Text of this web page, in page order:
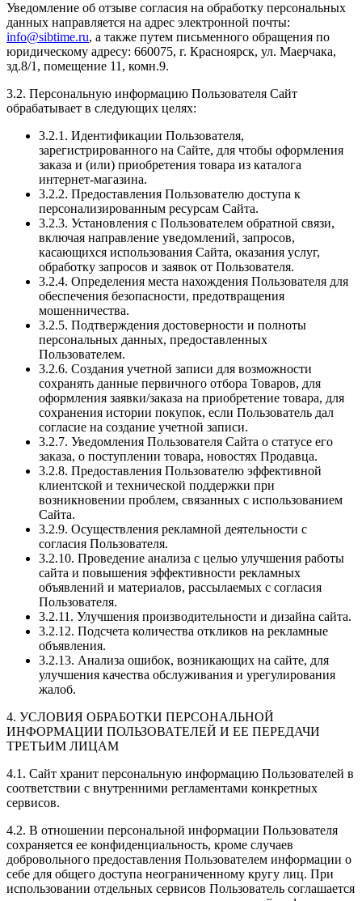
Уведомление об отзыве согласия на обработку персональных
данных направляется на адрес электронной почты:
info@sibtime.ru, а также путем письменного обращения по
юридическому адресу: 660075, г. Красноярск, ул. Маерчака,
зд.8/1, помещение 11, комн.9.
3.2. Персональную информацию Пользователя Сайт
обрабатывает в следующих целях:
3.2.1. Идентификации Пользователя,
зарегистрированного на Сайте, для чтобы оформления
заказа и (или) приобретения товара из каталога
интернет-магазина.
3.2.2. Предоставления Пользователю доступа к
персонализированным ресурсам Сайта.
3.2.3. Установления с Пользователем обратной связи,
включая направление уведомлений, запросов,
касающихся использования Сайта, оказания услуг,
обработку запросов и заявок от Пользователя.
3.2.4. Определения места нахождения Пользователя для
обеспечения безопасности, предотвращения
мошенничества.
3.2.5. Подтверждения достоверности и полноты
персональных данных, предоставленных
Пользователем.
3.2.6. Создания учетной записи для возможности
сохранять данные первичного отбора Товаров, для
оформления заявки/заказа на приобретение товара, для
сохранения истории покупок, если Пользователь дал
согласие на создание учетной записи.
3.2.7. Уведомления Пользователя Сайта о статусе его
заказа, о поступлении товара, новостях Продавца.
3.2.8. Предоставления Пользователю эффективной
клиентской и технической поддержки при
возникновении проблем, связанных с использованием
Сайта.
3.2.9. Осуществления рекламной деятельности с
согласия Пользователя.
3.2.10. Проведение анализа с целью улучшения работы
сайта и повышения эффективности рекламных
объявлений и материалов, рассылаемых с согласия
Пользователя.
3.2.11. Улучшения производительности и дизайна сайта.
3.2.12. Подсчета количества откликов на рекламные
объявления.
3.2.13. Анализа ошибок, возникающих на сайте, для
улучшения качества обслуживания и урегулирования
жалоб.
4. УСЛОВИЯ ОБРАБОТКИ ПЕРСОНАЛЬНОЙ
ИНФОРМАЦИИ ПОЛЬЗОВАТЕЛЕЙ И ЕЕ ПЕРЕДАЧИ
ТРЕТЬИМ ЛИЦАМ
4.1. Сайт хранит персональную информацию Пользователей в
соответствии с внутренними регламентами конкретных
сервисов.
4.2. В отношении персональной информации Пользователя
сохраняется ее конфиденциальность, кроме случаев
добровольного предоставления Пользователем информации о
себе для общего доступа неограниченному кругу лиц. При
использовании отдельных сервисов Пользователь соглашается